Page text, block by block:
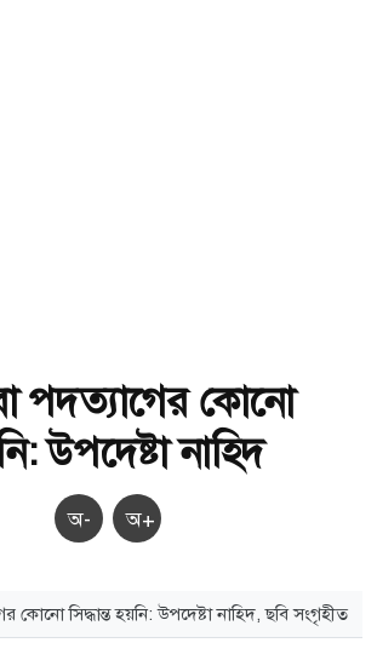
পদত্যাগের কোনো
উপদেষ্টা নাহিদ
অ- অ+
কোনো সিদ্ধান্ত হয়নি: উপদেষ্টা নাহিদ, ছবি সংগৃহীত